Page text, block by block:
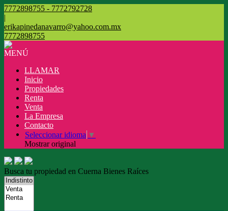
7772898755 - 7772792728
|
erikapinedanavarro@yahoo.com.mx
7772898755
MENÚ
LLAMAR
Inicio
Propiedades
Renta
Venta
La Empresa
Contacto
Seleccionar idioma ▼
Mostrar original
Busca tu propiedad en Cuerna Bienes Raíces